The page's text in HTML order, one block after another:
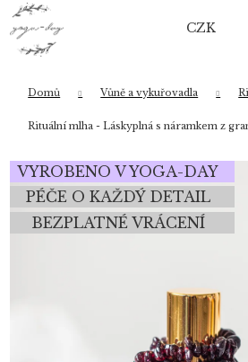
Přejít
obsah
CZK
Domů Vůně a vykuřovadla
Rituální mlha - Láskyplná s náramkem z
VYROBENO V YOGA-DAY
PÉČE O KAŽDÝ DETAIL
BEZPLATNÉ VRÁCENÍ
K
o
Zpět
Zpět
Co potřebujete